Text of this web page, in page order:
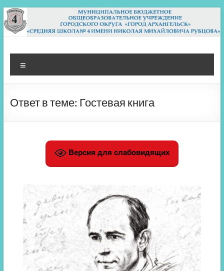
Перейти
к
содержимому
МБОУ СШ 4
Архангельск
Ответ в теме: Гостевая книга
Версия для слабовидящих